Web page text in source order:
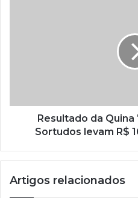
Resultado da Quina
Sortudos levam R$
Artigos relacionados